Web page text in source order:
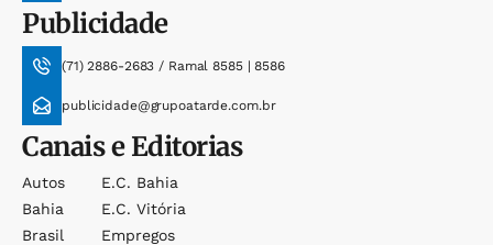
Publicidade
(71) 2886-2683 / Ramal 8585 | 8586
publicidade@grupoatarde.com.br
Canais e Editorias
Autos
Bahia
Brasil
E.c. Bahia
E.c. Vitória
Empregos